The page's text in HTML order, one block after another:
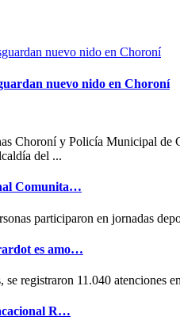
nuevo nido en Choroní
Choroní y Policía Municipal de
del ...
Comunita…
participaron en jornadas
es amo…
se registraron 11.040 atenciones
R…